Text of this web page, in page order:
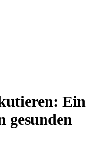
Ein
gesunden